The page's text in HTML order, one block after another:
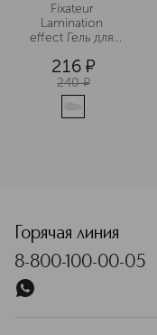
Fixateur
Lamination
effect Гель для
эффектом
ламинирования
216 ¤
240 ¤
Горячая линия
8-800-100-00-05